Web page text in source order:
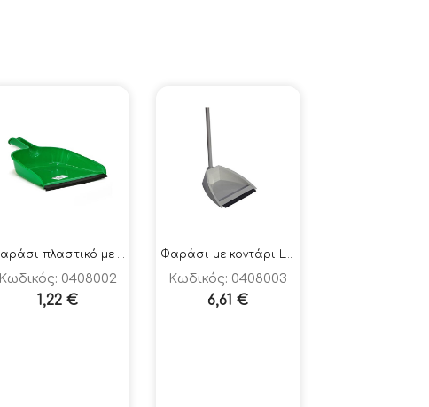
Κωδικός: 0408002
1,22 €
Κωδικός: 0408003
6,61€